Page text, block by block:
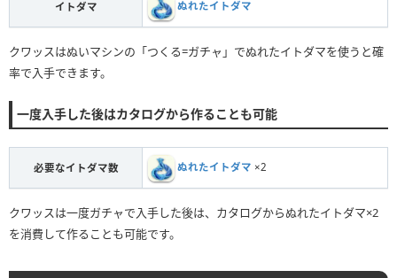
イトダマ ぬれたイトダマ
クワッスはぬいマシンの「つくる=ガチャ」でぬれたイトダマを使うと確
率で入手できます。
一度入手した後はカタログから作ることも可能
必要なイトダマ数 ぬれたイトダマ ×2
クワッスは一度ガチャで入手した後は、カタログからぬれたイトダマ×2
を消費して作ることも可能です。